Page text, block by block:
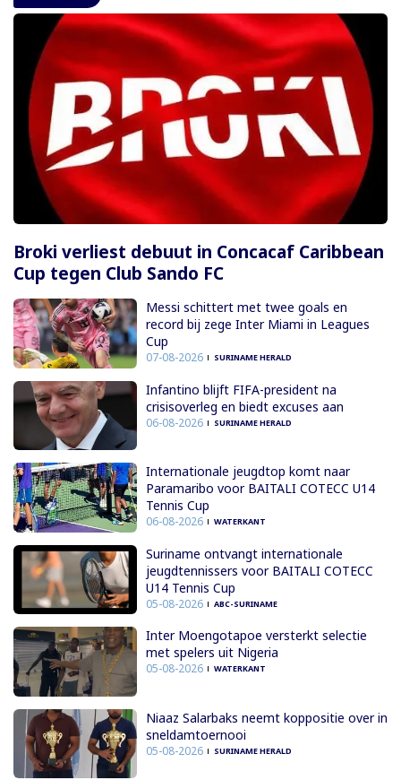
Broki verliest debuut in Concacaf Caribbean
Cup tegen Club Sando FC
Messi schittert met twee goals en
record bij zege Inter Miami in Leagues
Cup
07-08-2026 SURINAME HERALD
Infantino blijft FIFA-president na
crisisoverleg en biedt excuses aan
06-08-2026 SURINAME HERALD
Internationale jeugdtop komt naar
Paramaribo voor BAITALI COTECC U14
Tennis Cup
06-08-2026 WATERKANT
Suriname ontvangt internationale
jeugdtennissers voor BAITALI COTECC
U14 Tennis Cup
05-08-2026 ABC-SURINAME
Inter Moengotapoe versterkt selectie
met spelers uit Nigeria
05-08-2026 WATERKANT
Niaaz Salarbaks neemt koppositie over in
sneldamtoernooi
05-08-2026 SURINAME HERALD